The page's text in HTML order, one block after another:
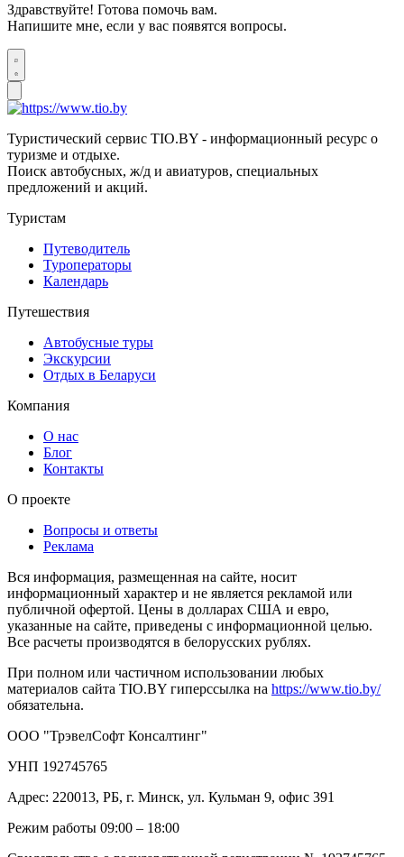
Здравствуйте! Готова помочь вам.
Напишите мне, если у вас появятся вопросы.
Туристический сервис TIO.BY - информационный ресурс о
туризме и отдыхе.
Поиск автобусных, ж/д и авиатуров, специальных
предложений и акций.
Туристам
Путеводитель
Туроператоры
Календарь
Путешествия
Автобусные туры
Экскурсии
Отдых в Беларуси
Компания
О нас
Блог
Контакты
О проекте
Вопросы и ответы
Реклама
Вся информация, размещенная на сайте, носит
информационный характер и не является рекламой или
публичной офертой. Цены в долларах США и евро,
указанные на сайте, приведены с информационной целью.
Все расчеты производятся в белорусских рублях.
При полном или частичном использовании любых
материалов сайта TIO.BY гиперссылка на https://www.tio.by/
обязательна.
ООО "ТрэвелСофт Консалтинг"
УНП 192745765
Адрес: 220013, РБ, г. Минск, ул. Кульман 9, офис 391
Режим работы 09:00 – 18:00